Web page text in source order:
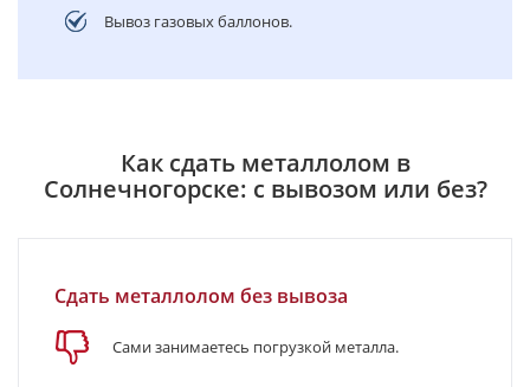
Вывоз газовых баллонов.
Как сдать металлолом в
Солнечногорске: с вывозом или без?
Сдать металлолом без вывоза
Сами занимаетесь погрузкой металла.